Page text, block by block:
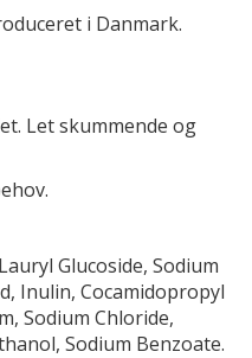
i Danmark.
Let skummende og
Glucoside, Sodium
Inulin, Cocamidopropyl
Sodium Chloride,
Sodium Benzoate.